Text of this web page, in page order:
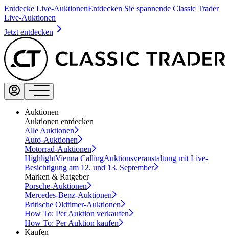
Entdecke Live-AuktionenEntdecken Sie spannende Classic Trader
Live-Auktionen
Jetzt entdecken
Auktionen
Auktionen entdecken
Alle Auktionen
Auto-Auktionen
Motorrad-Auktionen
HighlightVienna CallingAuktionsveranstaltung mit Live-
Besichtigung am 12. und 13. September
Marken & Ratgeber
Porsche-Auktionen
Mercedes-Benz-Auktionen
Britische Oldtimer-Auktionen
How To: Per Auktion verkaufen
How To: Per Auktion kaufen
Kaufen